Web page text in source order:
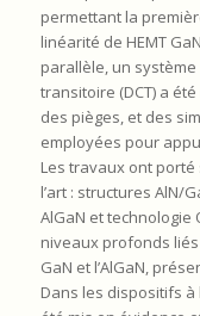
permettant la
linéarité de HEMT
parallèle, un
transitoire (DCT) a
des pièges, et des
employées pour
Les travaux ont porté
l’art : structures AlN/
AlGaN et technologie
niveaux profonds
GaN et l’AlGaN,
Dans les dispositifs